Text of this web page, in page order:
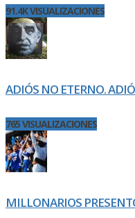
91.4K VISUALIZACIONES
ADIÓS NO ETERNO.
765 VISUALIZACIONES
MILLONARIOS